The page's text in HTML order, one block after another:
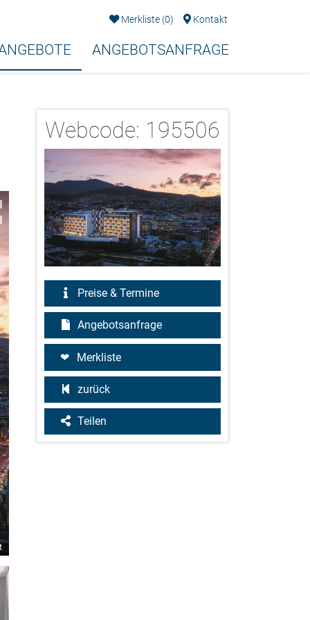
Merkliste (0) Kontakt
ANGEBOTSANFRAGE
Webcode: 195506
Preise & Termine
Angebotsanfrage
Merkliste
zurück
Teilen
2/18